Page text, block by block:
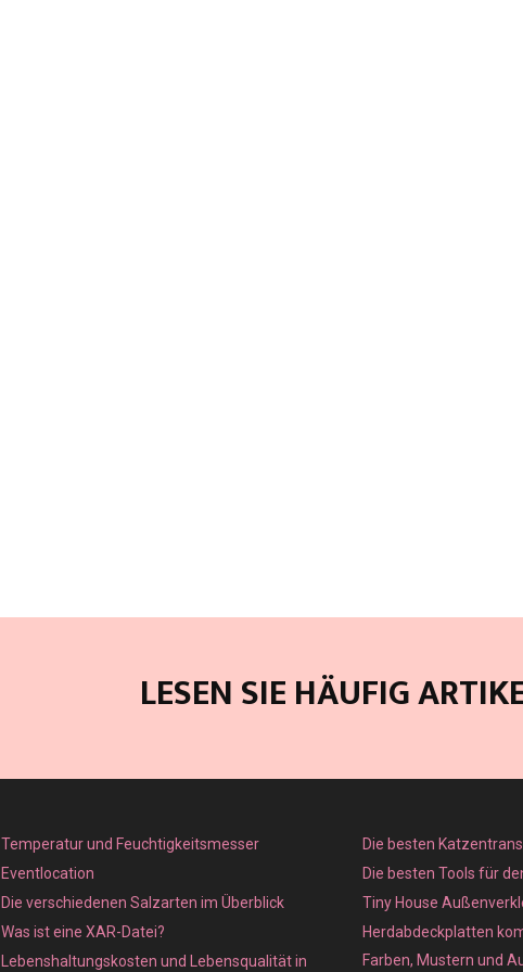
LESEN SIE HÄUFIG
Temperatur und Feuchtigkeitsmesser
Eventlocation
Die verschiedenen Salzarten im Überblick
Was ist eine XAR-Datei?
Lebenshaltungskosten und Lebensqualität in
Die besten
Die besten Tools für
Tiny House
Herdabdeckplatten
Farben, Mustern und